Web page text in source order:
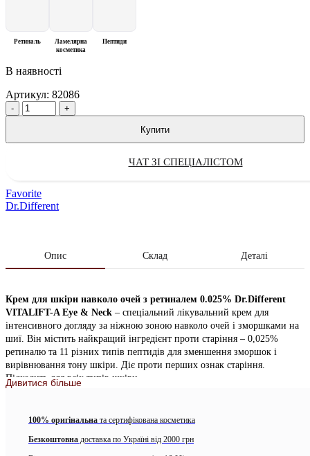
Ретиналь
Ламелярна
косметика
Пептиди
В наявності
Артикул: 82086
Quantity
Купити
ЧАТ ЗІ СПЕЦІАЛІСТОМ
Favorite
Dr.Different
Опис Склад Деталі
Крем для шкіри навколо очей з ретиналем 0.025% Dr.Different
VITALIFT-A Eye & Neck – спеціальний лікувальний крем для
інтенсивного догляду за ніжною зоною навколо очей і зморшками на
шиї. Він містить найкращий інгредієнт проти старіння – 0,025%
ретиналю та 11 різних типів пептидів для зменшення зморшок і
вирівнювання тону шкіри. Діє проти перших ознак старіння.
Підходить для всіх типів шкіри.
Антивіковий ефект, покращує еластичність і пружність
Дивитися більше
100% оригінальна та сертифікована косметика
Безкоштовна доставка по Україні від 2000 грн